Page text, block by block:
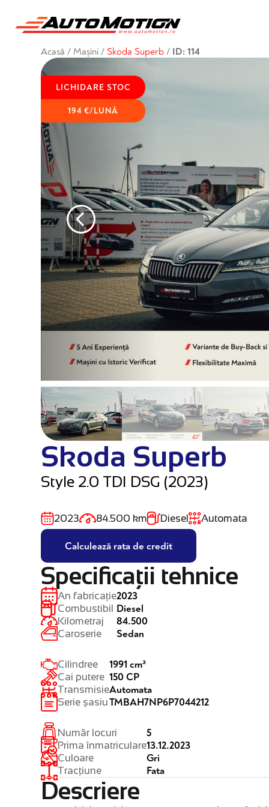
Acasă / Mașini / Skoda Superb / ID: 114
LICHIDARE STOC
194 €/LUNĂ
Skoda Superb
Style 2.0 TDI DSG (2023)
2023 84.500 km Diesel Automata
Calculează rata de credit
Specificații tehnice
An fabricație
Combustibil
Kilometraj
Caroserie
2023
Diesel
84.500
Sedan
Cilindree
Cai putere
Transmisie
Serie șasiu
1991 cm³
150 CP
Automata
TMBAH7NP6P7044212
Număr locuri
Prima înmatriculare
Culoare
Tracțiune
5
13.12.2023
Gri
Fata
Descriere